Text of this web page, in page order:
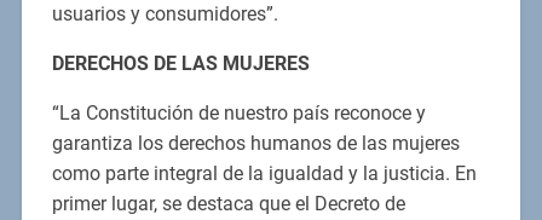
usuarios y consumidores”.
DERECHOS DE LAS MUJERES
“La Constitución de nuestro país reconoce y
garantiza los derechos humanos de las mujeres
como parte integral de la igualdad y la justicia. En
primer lugar, se destaca que el Decreto de